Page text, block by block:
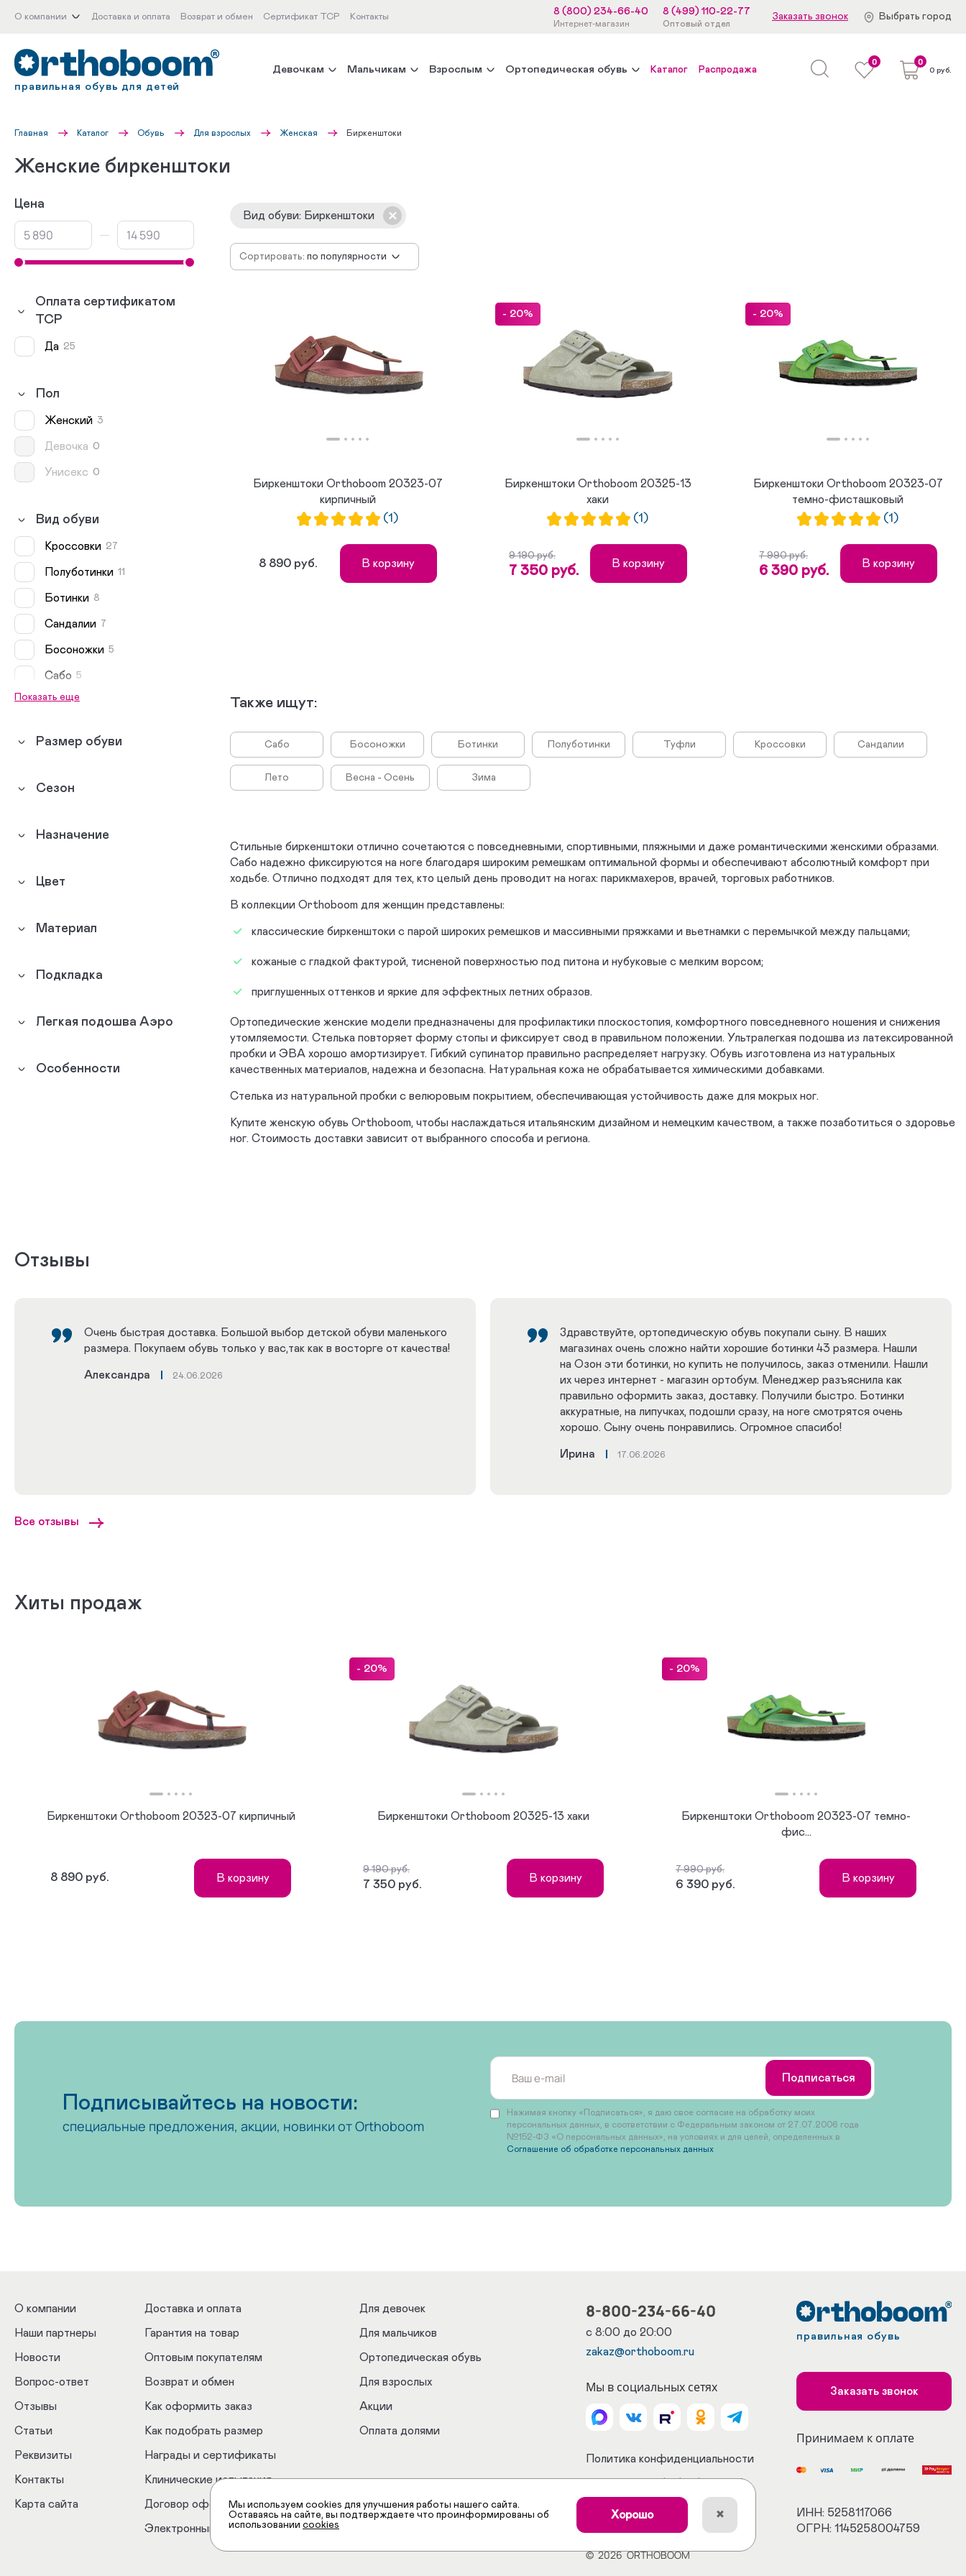
О компании Доставка и оплата Возврат и обмен Сертификат ТСР Контакты
8 (800) 234-66-40
Интернет-магазин
8 (499) 110-22-77
Оптовый отдел
Заказать звонок Выбрать город
правильная обувь для детей
Девочкам Мальчикам Взрослым Ортопедическая обувь Каталог Распродажа
0 0
0 руб.
Главная Каталог Обувь Для взрослых Женская Биркенштоки
Женские биркенштоки
Цена
—
Оплата сертификатом
ТСР
Да 25
Пол
женский 3
девочка 0
унисекс 0
Вид обуви
Кроссовки 27
Полуботинки 11
Ботинки 8
Сандалии 7
Босоножки 5
Сабо 5
Биркенштоки
Показать еще
Размер обуви
Сезон
Назначение
Цвет
Материал
Подкладка
Легкая подошва Аэро
Особенности
Вид обуви: Биркенштоки
Сортировать: по популярности
Биркенштоки Orthoboom 20323-07
кирпичный
(1)
8 890 руб. В корзину
- 20%
Биркенштоки Orthoboom 20325-13
хаки
(1)
9 190 руб.
7 350 руб. В корзину
- 20%
Биркенштоки Orthoboom 20323-07
темно-фисташковый
(1)
7 990 руб.
6 390 руб. В корзину
Также ищут:
Сабо Босоножки Ботинки Полуботинки Туфли Кроссовки Сандалии
Лето Весна - Осень Зима
Стильные биркенштоки отлично сочетаются с повседневными, спортивными, пляжными и даже романтическими женскими образами.
Сабо надежно фиксируются на ноге благодаря широким ремешкам оптимальной формы и обеспечивают абсолютный комфорт при
ходьбе. Отлично подходят для тех, кто целый день проводит на ногах: парикмахеров, врачей, торговых работников.
В коллекции Orthoboom для женщин представлены:
классические биркенштоки с парой широких ремешков и массивными пряжками и вьетнамки с перемычкой между пальцами;
кожаные с гладкой фактурой, тисненой поверхностью под питона и нубуковые с мелким ворсом;
приглушенных оттенков и яркие для эффектных летних образов.
Ортопедические женские модели предназначены для профилактики плоскостопия, комфортного повседневного ношения и снижения
утомляемости. Стелька повторяет форму стопы и фиксирует свод в правильном положении. Ультралегкая подошва из латексированной
пробки и ЭВА хорошо амортизирует. Гибкий супинатор правильно распределяет нагрузку. Обувь изготовлена из натуральных
качественных материалов, надежна и безопасна. Натуральная кожа не обрабатывается химическими добавками.
Стелька из натуральной пробки с велюровым покрытием, обеспечивающая устойчивость даже для мокрых ног.
Купите женскую обувь Orthoboom, чтобы наслаждаться итальянским дизайном и немецким качеством, а также позаботиться о здоровье
ног. Стоимость доставки зависит от выбранного способа и региона.
Отзывы
Очень быстрая доставка. Большой выбор детской обуви маленького
размера. Покупаем обувь только у вас,так как в восторге от качества!
Александра 24.06.2026
Здравствуйте, ортопедическую обувь покупали сыну. В наших
магазинах очень сложно найти хорошие ботинки 43 размера. Нашли
на Озон эти ботинки, но купить не получилось, заказ отменили. Нашли
их через интернет - магазин ортобум. Менеджер разъяснила как
правильно оформить заказ, доставку. Получили быстро. Ботинки
аккуратные, на липучках, подошли сразу, на ноге смотрятся очень
хорошо. Сыну очень понравились. Огромное спасибо!
Ирина 17.06.2026
Все отзывы
Хиты продаж
Биркенштоки Orthoboom 20323-07 кирпичный
8 890 руб. В корзину
- 20%
Биркенштоки Orthoboom 20325-13 хаки
9 190 руб.
7 350 руб.
В корзину
- 20%
Биркенштоки Orthoboom 20323-07 темно-
фис...
7 990 руб.
6 390 руб.
В корзину
Подписывайтесь на новости:
специальные предложения, акции, новинки от Orthoboom
Нажимая кнопку «Подписаться», я даю свое согласие на обработку моих
персональных данных, в соответствии с Федеральным законом от 27.07.2006 года
№152-ФЗ «О персональных данных», на условиях и для целей, определенных в
Соглашение об обработке персональных данных
Подписаться
О компании
Наши партнеры
Новости
Вопрос-ответ
Отзывы
Статьи
Реквизиты
Контакты
Карта сайта
Доставка и оплата
Гарантия на товар
Оптовым покупателям
Возврат и обмен
Как оформить заказ
Как подобрать размер
Награды и сертификаты
Клинические испытания
Договор оферты
Электронный сертификат ТСР
Для девочек
Для мальчиков
Ортопедическая обувь
Для взрослых
Акции
Оплата долями
8-800-234-66-40
с 8:00 до 20:00
zakaz@orthoboom.ru
Мы в социальных сетях
Политика конфиденциальности
Соглашение об обработке ПД
Согласие на получение
сообщений
© 2026 ORTHOBOOM
правильная обувь
Заказать звонок
Принимаем к оплате
ИНН: 5258117066
ОГРН: 1145258004759
Мы используем cookies для улучшения работы нашего сайта.
Оставаясь на сайте, вы подтверждаете что проинформированы об
использовании cookies
Хорошо ×